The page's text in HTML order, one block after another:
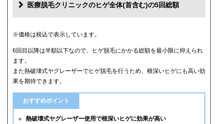
医療脱毛クリニックのヒゲ全体(首含む)の5回総額
クリニック
メンズリゼ 59,800円
メンズルシアクリニック 61,600円(平日5回)
65,880円(6回)
渋谷美容外科クリニック 74,800円(首あご裏除く)
※価格は税込で表示しています。
6回目以降は半額以下なので、ヒゲ脱毛にかかる総額を最小限に抑えられ
ます。
また熱破壊式ヤグレーザーでヒゲ脱毛を行うため、根深いヒゲにも高い効
果を期待できます。
おすすめポイント
熱破壊式ヤグレーザー使用で根深いヒゲに効果が高い